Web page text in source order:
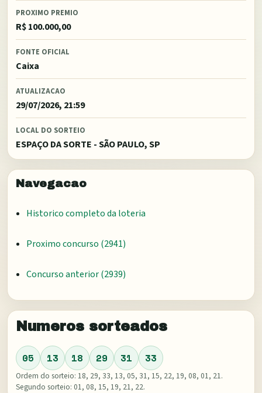
PROXIMO PREMIO
R$ 100.000,00
FONTE OFICIAL
Caixa
ATUALIZACAO
29/07/2026, 21:59
LOCAL DO SORTEIO
ESPAÇO DA SORTE - SÃO PAULO, SP
Navegacao
Historico completo da loteria
Proximo concurso (2941)
Concurso anterior (2939)
Numeros sorteados
05 13 18 29 31 33
Ordem do sorteio: 18, 29, 33, 13, 05, 31, 15, 22, 19, 08, 01, 21.
Segundo sorteio: 01, 08, 15, 19, 21, 22.